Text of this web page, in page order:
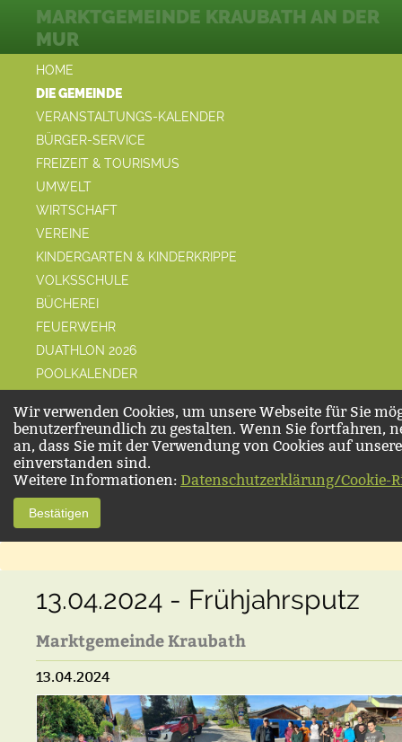
HOME
DIE GEMEINDE
VERANSTALTUNGS-KALENDER
BÜRGER-SERVICE
FREIZEIT & TOURISMUS
UMWELT
WIRTSCHAFT
VEREINE
KINDERGARTEN & KINDERKRIPPE
VOLKSSCHULE
BÜCHEREI
FEUERWEHR
DUATHLON 2026
POOLKALENDER
MARKTGEMEINDE KRAUBATH AN DER
MUR
Wir verwenden Cookies, um unsere Webseite für Sie
benutzerfreundlich zu gestalten. Wenn Sie fortfahren,
an, dass Sie mit der Verwendung von Cookies auf
einverstanden sind.
Weitere Informationen: Datenschutzerklärung/Cookie-
Bestätigen
13.04.2024 - Frühjahrsputz
Marktgemeinde Kraubath
13.04.2024